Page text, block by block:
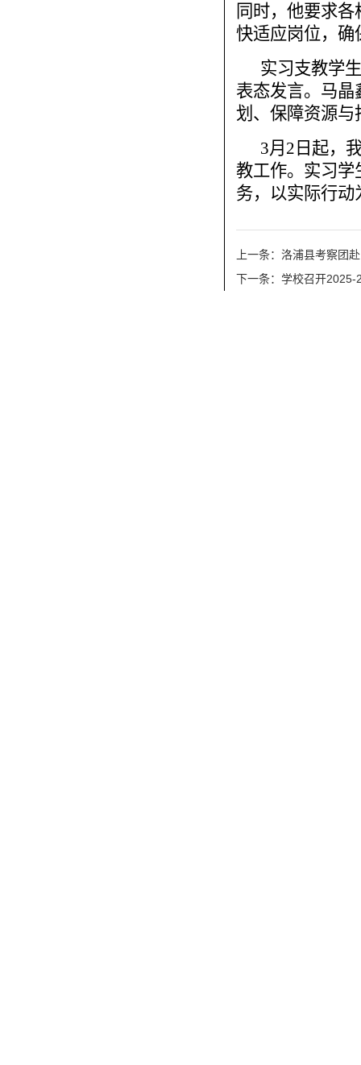
同时，他要求
快适应岗位，确
实习支教学
表态发言。马
划、保障资源与
3月2日起，
教工作。实习学
务，以实际行
上一条：洛浦县考察团
下一条：学校召开2025-